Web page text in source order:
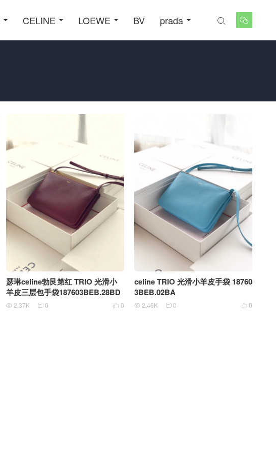
CELINE LOEWE BV prada 

瑟琳celine勃艮第红 TRIO 光滑小
羊皮三层包手袋187603BEB.28BD
 0
 2.37K  0
celine TRIO 光滑小羊皮手袋 18760
3BEB.02BA
 0
 2.46K  0